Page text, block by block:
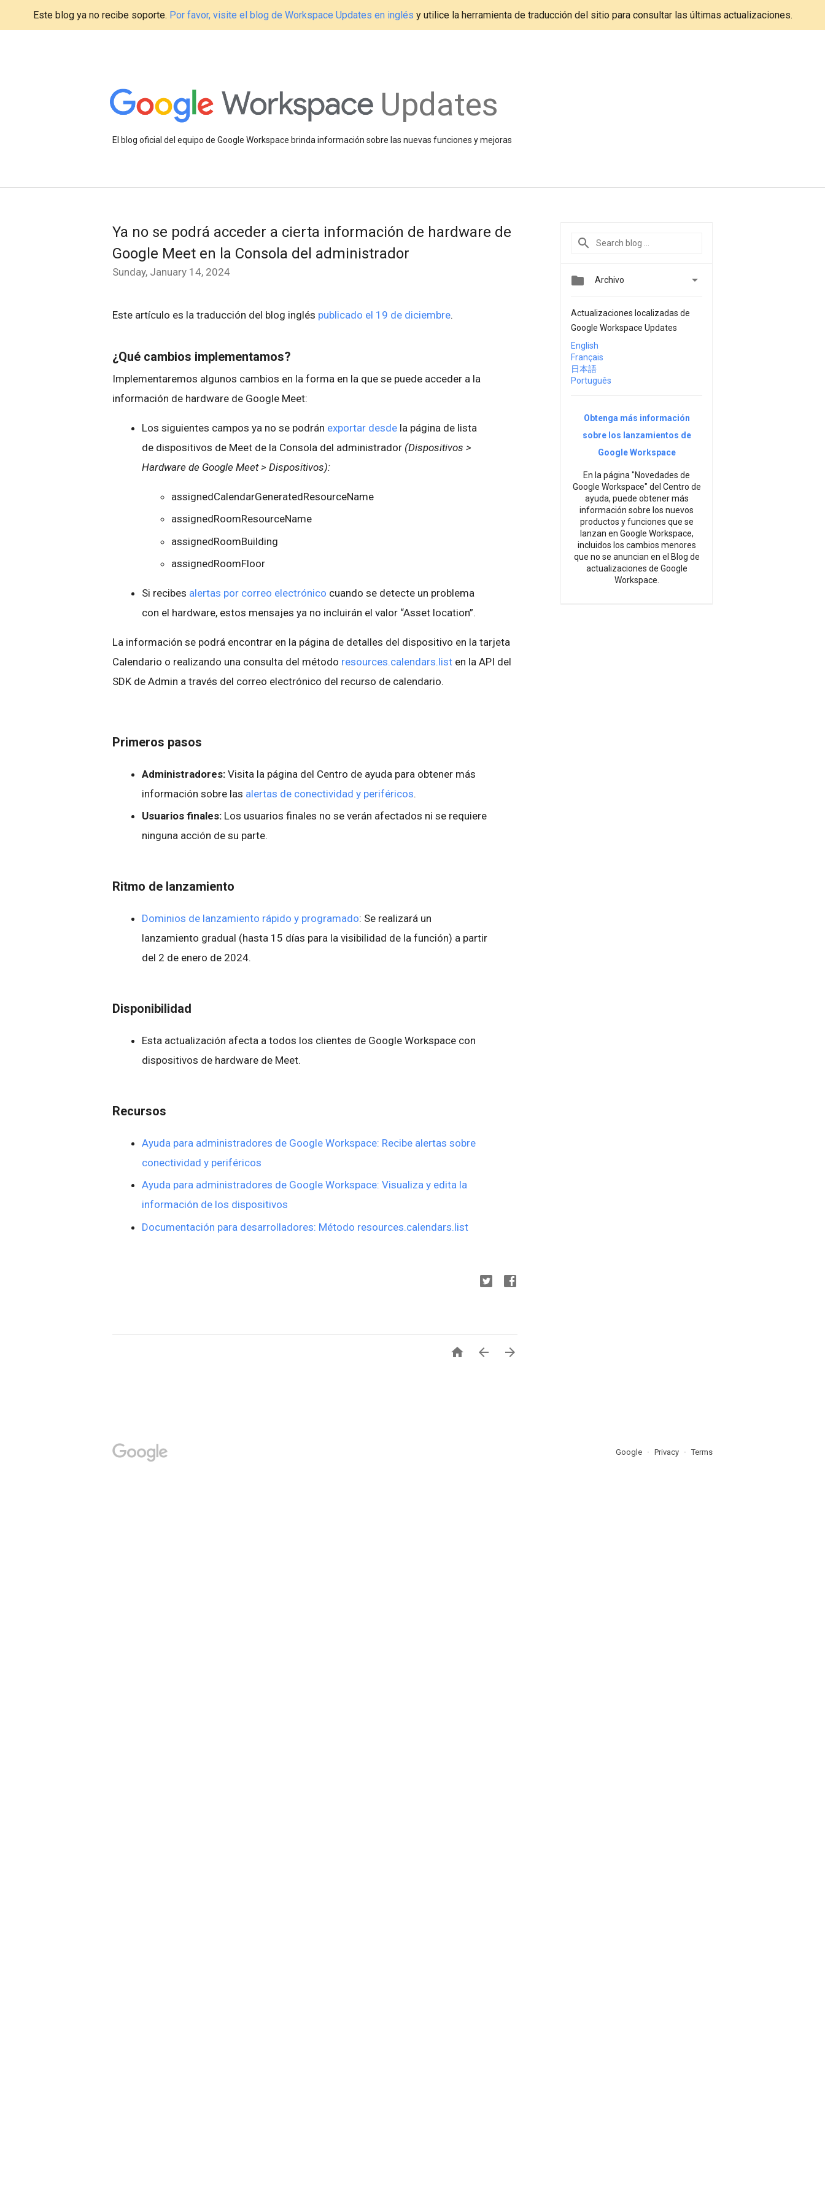
Este blog ya no recibe soporte. Por favor, visite el blog de Workspace Updates en inglés y utilice la herramienta de traducción del sitio para consultar las últimas actualizaciones.
Updates
El blog oficial del equipo de Google Workspace brinda información sobre las nuevas funciones y mejoras
Ya no se podrá acceder a cierta información de hardware de
Google Meet en la Consola del administrador
Sunday, January 14, 2024
Este artículo es la traducción del blog inglés publicado el 19 de diciembre.
¿Qué cambios implementamos?
Implementaremos algunos cambios en la forma en la que se puede acceder a la
información de hardware de Google Meet:
Los siguientes campos ya no se podrán exportar desde la página de lista
de dispositivos de Meet de la Consola del administrador (Dispositivos >
Hardware de Google Meet > Dispositivos):
assignedCalendarGeneratedResourceName
assignedRoomResourceName
assignedRoomBuilding
assignedRoomFloor
Si recibes alertas por correo electrónico cuando se detecte un problema
con el hardware, estos mensajes ya no incluirán el valor “Asset location”.
La información se podrá encontrar en la página de detalles del dispositivo en la tarjeta
Calendario o realizando una consulta del método resources.calendars.list en la API del
SDK de Admin a través del correo electrónico del recurso de calendario.
Primeros pasos
Administradores: Visita la página del Centro de ayuda para obtener más
información sobre las alertas de conectividad y periféricos.
Usuarios finales: Los usuarios finales no se verán afectados ni se requiere
ninguna acción de su parte.
Ritmo de lanzamiento
Dominios de lanzamiento rápido y programado: Se realizará un
lanzamiento gradual (hasta 15 días para la visibilidad de la función) a partir
del 2 de enero de 2024.
Disponibilidad
Esta actualización afecta a todos los clientes de Google Workspace con
dispositivos de hardware de Meet.
Recursos
Ayuda para administradores de Google Workspace: Recibe alertas sobre
conectividad y periféricos
Ayuda para administradores de Google Workspace: Visualiza y edita la
información de los dispositivos
Documentación para desarrolladores: Método resources.calendars.list
  
 Archivo 
Actualizaciones localizadas de
Google Workspace Updates
English
Français
日本語
Português
Obtenga más información
sobre los lanzamientos de
Google Workspace
En la página "Novedades de
Google Workspace" del Centro de
ayuda, puede obtener más
información sobre los nuevos
productos y funciones que se
lanzan en Google Workspace,
incluidos los cambios menores
que no se anuncian en el Blog de
actualizaciones de Google
Workspace.
Google Privacy Terms